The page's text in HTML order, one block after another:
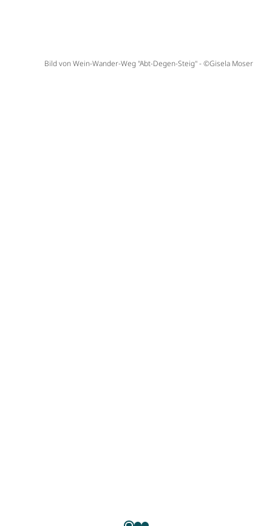
Bild von Wein-Wander-Weg "Abt-Degen-Steig" - ©Gisela Moser